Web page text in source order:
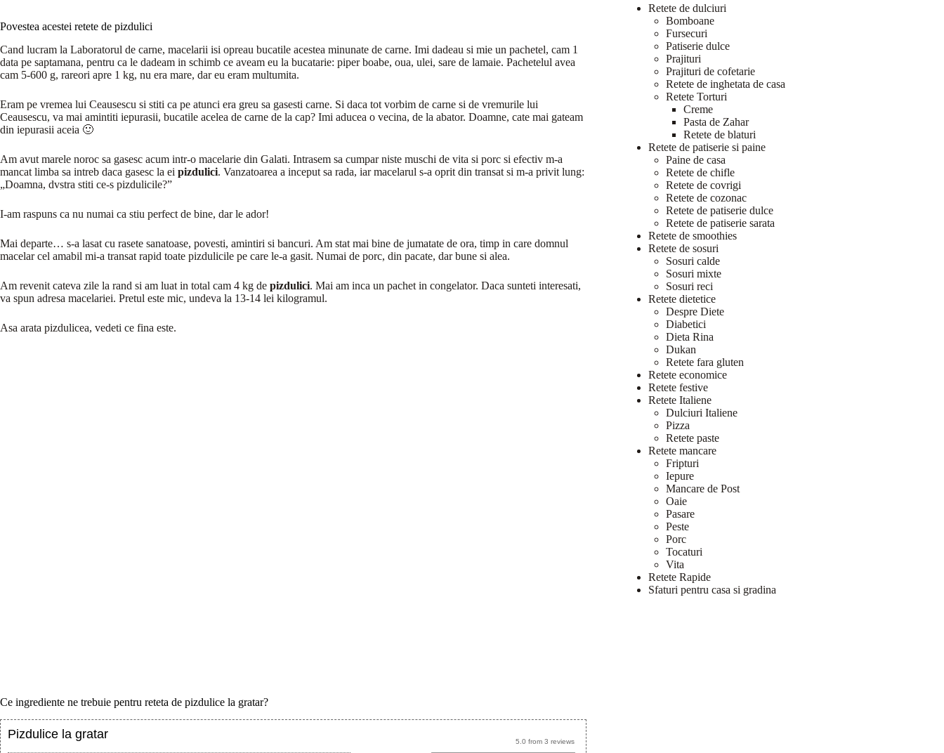
Povestea acestei retete de pizdulici
Cand lucram la Laboratorul de carne, macelarii isi opreau bucatile acestea minunate de carne. Imi dadeau si mie un pachetel, cam 1
data pe saptamana, pentru ca le dadeam in schimb ce aveam eu la bucatarie: piper boabe, oua, ulei, sare de lamaie. Pachetelul avea
cam 5-600 g, rareori apre 1 kg, nu era mare, dar eu eram multumita.
Eram pe vremea lui Ceausescu si stiti ca pe atunci era greu sa gasesti carne. Si daca tot vorbim de carne si de vremurile lui
Ceausescu, va mai amintiti iepurasii, bucatile acelea de carne de la cap? Imi aducea o vecina, de la abator. Doamne, cate mai gateam
din iepurasii aceia 🙂
Am avut marele noroc sa gasesc acum intr-o macelarie din Galati. Intrasem sa cumpar niste muschi de vita si porc si efectiv m-a
mancat limba sa intreb daca gasesc la ei pizdulici. Vanzatoarea a inceput sa rada, iar macelarul s-a oprit din transat si m-a privit lung:
„Doamna, dvstra stiti ce-s pizdulicile?”
I-am raspuns ca nu numai ca stiu perfect de bine, dar le ador!
Mai departe… s-a lasat cu rasete sanatoase, povesti, amintiri si bancuri. Am stat mai bine de jumatate de ora, timp in care domnul
macelar cel amabil mi-a transat rapid toate pizdulicile pe care le-a gasit. Numai de porc, din pacate, dar bune si alea.
Am revenit cateva zile la rand si am luat in total cam 4 kg de pizdulici. Mai am inca un pachet in congelator. Daca sunteti interesati,
va spun adresa macelariei. Pretul este mic, undeva la 13-14 lei kilogramul.
Asa arata pizdulicea, vedeti ce fina este.
Ce ingrediente ne trebuie pentru reteta de pizdulice la gratar?
5.0 from3 reviews
Pizdulice la gratar
Retete de dulciuri
Bomboane
Fursecuri
Patiserie dulce
Prajituri
Prajituri de cofetarie
Retete de inghetata de casa
Retete Torturi
Creme
Pasta de Zahar
Retete de blaturi
Retete de patiserie si paine
Paine de casa
Retete de chifle
Retete de covrigi
Retete de cozonac
Retete de patiserie dulce
Retete de patiserie sarata
Retete de smoothies
Retete de sosuri
Sosuri calde
Sosuri mixte
Sosuri reci
Retete dietetice
Despre Diete
Diabetici
Dieta Rina
Dukan
Retete fara gluten
Retete economice
Retete festive
Retete Italiene
Dulciuri Italiene
Pizza
Retete paste
Retete mancare
Fripturi
Iepure
Mancare de Post
Oaie
Pasare
Peste
Porc
Tocaturi
Vita
Retete Rapide
Sfaturi pentru casa si gradina